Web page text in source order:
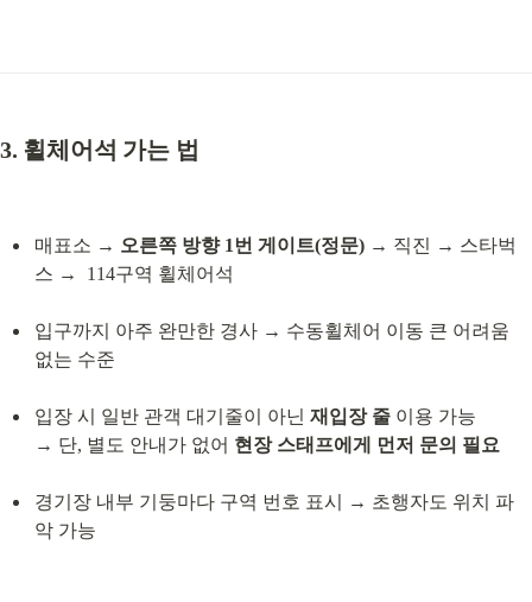
3. 휠체어석 가는 법
매표소 → 오른쪽 방향 1번 게이트(정문) → 직진 → 스타벅
스 →  114구역 휠체어석
입구까지 아주 완만한 경사 → 수동휠체어 이동 큰 어려움
없는 수준
입장 시 일반 관객 대기줄이 아닌 재입장 줄 이용 가능
→ 단, 별도 안내가 없어 현장 스태프에게 먼저 문의 필요
경기장 내부 기둥마다 구역 번호 표시 → 초행자도 위치 파
악 가능